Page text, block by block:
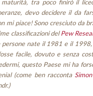
maturità, tra poco finirò il
devo decidere il da
mi piace! Sono cresciuto da
classificazioni delPew
persone nate il 1981 e il 1998,
facile, dovuto e senza
questo Paese mi ha
(come ben racconta